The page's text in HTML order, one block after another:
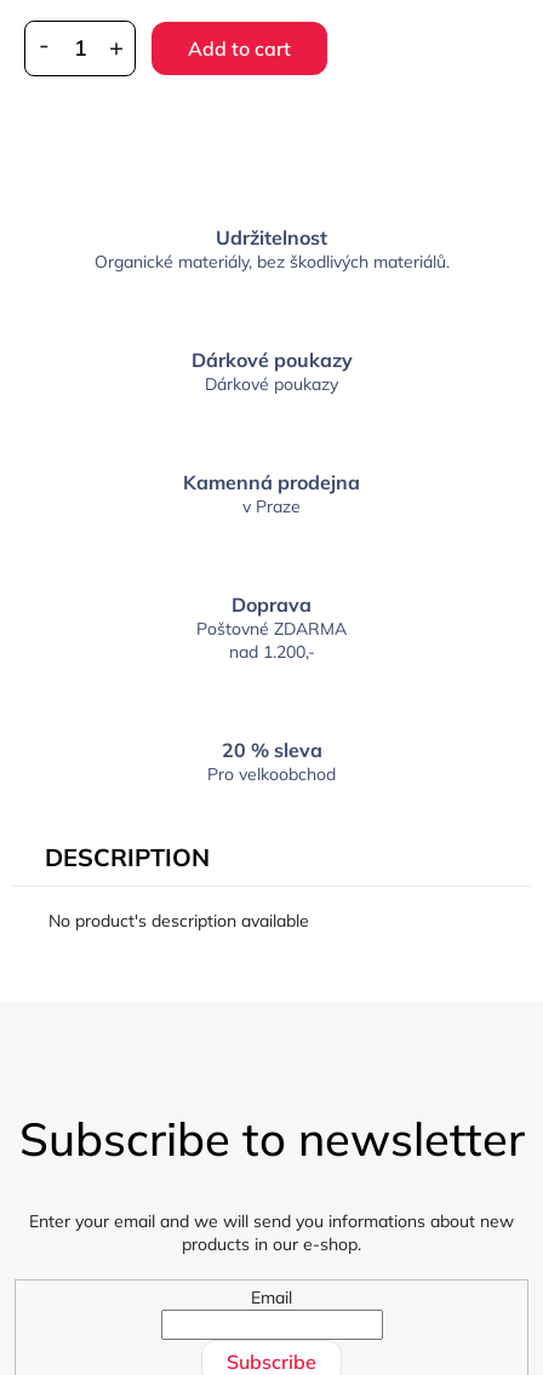
Add to cart
Udržitelnost
Organické materiály, bez škodlivých materiálů.
Dárkové poukazy
Dárkové poukazy
Kamenná prodejna
v Praze
Doprava
Poštovné ZDARMA
nad 1.200,-
20 % sleva
Pro velkoobchod
DESCRIPTION
No product's description available
Subscribe to newsletter
Enter your email and we will send you informations about new
products in our e-shop.
Email
Subscribe